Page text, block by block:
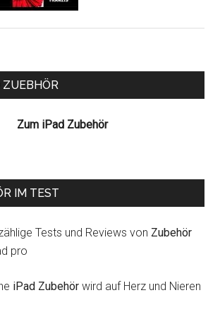
Zum iPad Zubehör
IM TEST
Tests und Reviews von Zubehör
pro
iPad Zubehör wird auf Herz und Nieren